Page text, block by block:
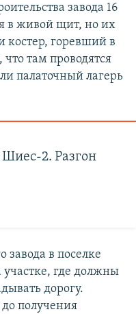
завода 16
в живой щит, но их
костер, горевший в
там проводятся
палаточный лагерь
2. Разгон
завода в поселке
участке, где должны
дорогу.
до получения